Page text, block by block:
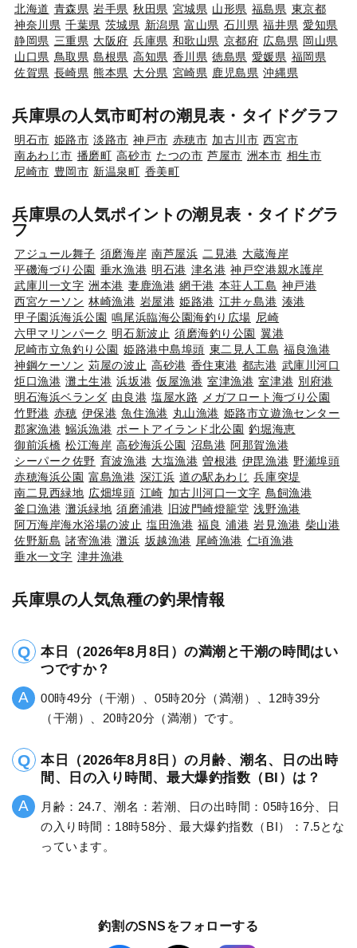
北海道 青森県 岩手県 秋田県 宮城県 山形県 福島県 東京都
神奈川県 千葉県 茨城県 新潟県 富山県 石川県 福井県 愛知県
静岡県 三重県 大阪府 兵庫県 和歌山県 京都府 広島県 岡山県
山口県 鳥取県 島根県 高知県 香川県 徳島県 愛媛県 福岡県
佐賀県 長崎県 熊本県 大分県 宮崎県 鹿児島県 沖縄県
兵庫県の人気市町村の潮見表・タイドグラフ
明石市 姫路市 淡路市 神戸市 赤穂市 加古川市 西宮市
南あわじ市 播磨町 高砂市 たつの市 芦屋市 洲本市 相生市
尼崎市 豊岡市 新温泉町 香美町
兵庫県の人気ポイントの潮見表・タイドグラ
フ
アジュール舞子 須磨海岸 南芦屋浜 二見港 大蔵海岸
平磯海づり公園 垂水漁港 明石港 津名港 神戸空港親水護岸
武庫川一文字 洲本港 妻鹿漁港 網干港 本荘人工島 神戸港
西宮ケーソン 林崎漁港 岩屋港 姫路港 江井ヶ島港 湊港
甲子園浜海浜公園 鳴尾浜臨海公園海釣り広場 尼崎
六甲マリンパーク 明石新波止 須磨海釣り公園 翼港
尼崎市立魚釣り公園 姫路港中島埠頭 東二見人工島 福良漁港
神鋼ケーソン 苅屋の波止 高砂港 香住東港 都志港 武庫川河口
炬口漁港 灘土生港 浜坂港 仮屋漁港 室津漁港 室津港 別府港
明石海浜ベランダ 由良港 塩屋水路
メガフロート海づり公園
竹野港 赤穂 伊保港 魚住漁港 丸山漁港 姫路市立遊漁センター
郡家漁港 鰯浜漁港 ポートアイランド北公園 釣堀海恵
御前浜橋 松江海岸 高砂海浜公園 沼島港 阿那賀漁港
シーパーク佐野 育波漁港 大塩漁港 曽根港 伊毘漁港 野瀬埠頭
赤穂海浜公園 富島漁港 深江浜 道の駅あわじ 兵庫突堤
南二見西緑地 広畑埠頭 江崎 加古川河口一文字 鳥飼漁港
釜口漁港 灘浜緑地 須磨浦港 旧波門崎燈籠堂 浅野漁港
阿万海岸海水浴場の波止 塩田漁港 福良 浦港 岩見漁港 柴山港
佐野新島 諸寄漁港 灘浜 坂越漁港 尾崎漁港 仁頃漁港
垂水一文字 津井漁港
兵庫県の人気魚種の釣果情報
本日（2026年8月8日）の満潮と干潮の時間はい
つですか？
00時49分（干潮）、05時20分（満潮）、12時39分
（干潮）、20時20分（満潮）です。
本日（2026年8月8日）の月齢、潮名、日の出時
間、日の入り時間、最大爆釣指数（BI）は？
月齢：24.7、潮名：若潮、日の出時間：05時16分、日
の入り時間：18時58分、最大爆釣指数（BI）：7.5とな
っています。
釣割のSNSをフォローする